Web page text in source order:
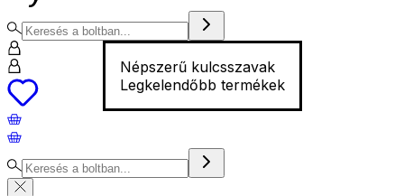
Népszerű kulcsszavak
Legkelendőbb termékek